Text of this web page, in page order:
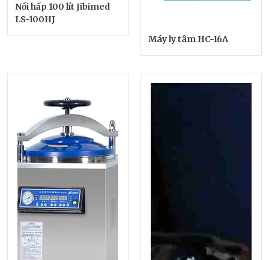
Nồi hấp 100 lít Jibimed
LS-100HJ
Máy ly tâm HC-16A